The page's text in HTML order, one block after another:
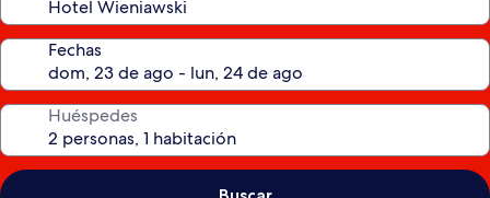
Fechas
Huéspedes